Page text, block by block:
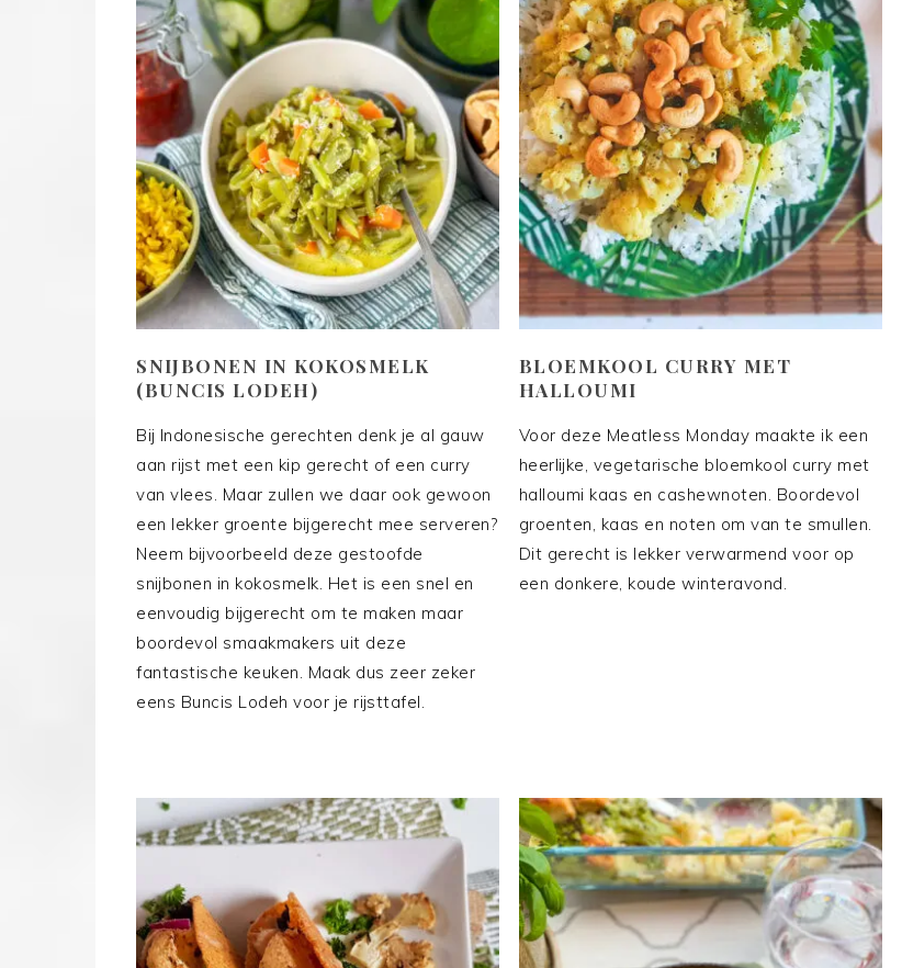
SNIJBONEN IN KOKOSMELK
(BUNCIS LODEH)
Bij Indonesische gerechten denk je al gauw
aan rijst met een kip gerecht of een curry
van vlees. Maar zullen we daar ook gewoon
een lekker groente bijgerecht mee serveren?
Neem bijvoorbeeld deze gestoofde
snijbonen in kokosmelk. Het is een snel en
eenvoudig bijgerecht om te maken maar
boordevol smaakmakers uit deze
fantastische keuken. Maak dus zeer zeker
eens Buncis Lodeh voor je rijsttafel.
BLOEMKOOL CURRY MET
HALLOUMI
Voor deze Meatless Monday maakte ik een
heerlijke, vegetarische bloemkool curry met
halloumi kaas en cashewnoten. Boordevol
groenten, kaas en noten om van te smullen.
Dit gerecht is lekker verwarmend voor op
een donkere, koude winteravond.